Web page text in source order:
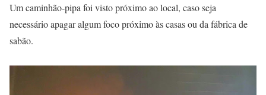
Um caminhão-pipa foi visto próximo ao local, caso seja
necessário apagar algum foco próximo às casas ou da fábrica de
sabão.